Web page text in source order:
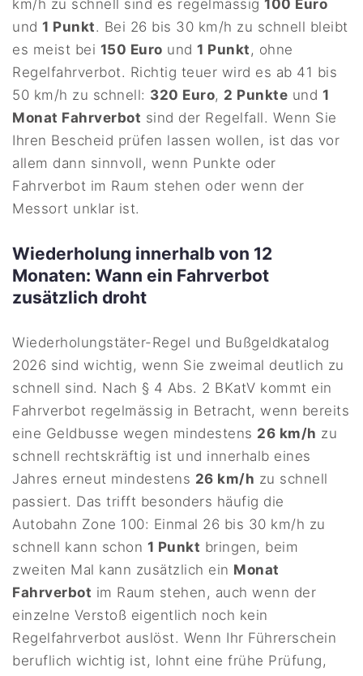
km/h zu schnell sind es regelmässig100 Euro
und1 Punkt. Bei 26 bis 30 km/h zu schnell bleibt
es meist bei 150 Euro und1 Punkt, ohne
Regelfahrverbot. Richtig teuer wird es ab 41 bis
50 km/h zu schnell: 320 Euro, 2 Punkte und 1
Monat Fahrverbot sind der Regelfall. Wenn Sie
Ihren Bescheid prüfen lassen wollen, ist das vor
allem dann sinnvoll, wenn Punkte oder
Fahrverbot im Raum stehen oder wenn der
Messort unklar ist.
Wiederholung innerhalb von 12
Monaten: Wann ein Fahrverbot
zusätzlich droht
Wiederholungstäter-Regel und Bußgeldkatalog
2026 sind wichtig, wenn Sie zweimal deutlich zu
schnell sind. Nach § 4 Abs. 2 BKatV kommt ein
Fahrverbot regelmässig in Betracht, wenn bereits
eine Geldbusse wegen mindestens 26 km/h zu
schnell rechtskräftig ist und innerhalb eines
Jahres erneut mindestens 26 km/h zu schnell
passiert. Das trifft besonders häufig die
Autobahn Zone 100: Einmal 26 bis 30 km/h zu
schnell kann schon 1 Punkt bringen, beim
zweiten Mal kann zusätzlich ein Monat
Fahrverbot im Raum stehen, auch wenn der
einzelne Verstoß eigentlich noch kein
Regelfahrverbot auslöst. Wenn Ihr Führerschein
beruflich wichtig ist, lohnt eine frühe Prüfung,